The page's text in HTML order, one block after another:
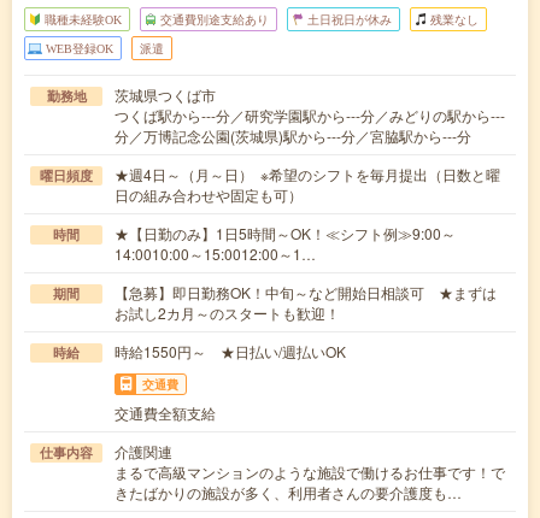
職種未経験OK 交通費別途支給あり 土日祝日が休み 残業なし
WEB登録OK 派遣
勤務地
茨城県つくば市
つくば駅から---分／研究学園駅から---分／みどりの駅から---
分／万博記念公園(茨城県)駅から---分／宮脇駅から---分
曜日頻度
★週4日～（月～日） ※希望のシフトを毎月提出（日数と曜
日の組み合わせや固定も可）
時間
★【日勤のみ】1日5時間～OK！≪シフト例≫9:00～
14:0010:00～15:0012:00～1…
期間
【急募】即日勤務OK！中旬～など開始日相談可 ★まずは
お試し2カ月～のスタートも歓迎！
時給 時給1550円～ ★日払い/週払いOK
交通費
交通費全額支給
仕事内容
介護関連
まるで高級マンションのような施設で働けるお仕事です！で
きたばかりの施設が多く、利用者さんの要介護度も…